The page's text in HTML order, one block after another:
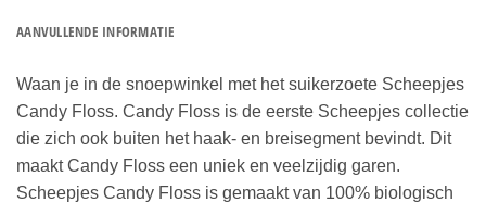
AANVULLENDE INFORMATIE
Waan je in de snoepwinkel met het suikerzoete Scheepjes
Candy Floss. Candy Floss is de eerste Scheepjes collectie
die zich ook buiten het haak- en breisegment bevindt. Dit
maakt Candy Floss een uniek en veelzijdig garen.
Scheepjes Candy Floss is gemaakt van 100% biologisch